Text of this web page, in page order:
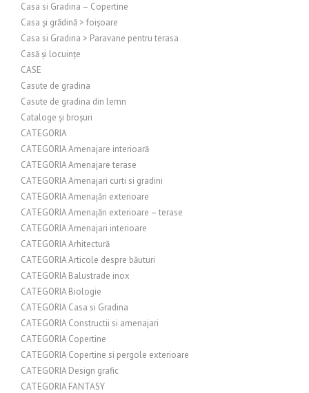
Casa si Gradina – Copertine
Casa și grădină > foișoare
Casa si Gradina > Paravane pentru terasa
Casă și locuințe
CASE
Casute de gradina
Casute de gradina din lemn
Cataloge și broșuri
CATEGORIA
CATEGORIA Amenajare interioară
CATEGORIA Amenajare terase
CATEGORIA Amenajari curti si gradini
CATEGORIA Amenajări exterioare
CATEGORIA Amenajări exterioare – terase
CATEGORIA Amenajari interioare
CATEGORIA Arhitectură
CATEGORIA Articole despre băuturi
CATEGORIA Balustrade inox
CATEGORIA Biologie
CATEGORIA Casa si Gradina
CATEGORIA Constructii si amenajari
CATEGORIA Copertine
CATEGORIA Copertine si pergole exterioare
CATEGORIA Design grafic
CATEGORIA FANTASY